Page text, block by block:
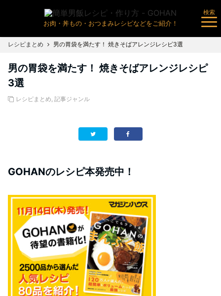
お肉・丼もの・おつまみレシピなどをご紹介！
検索
レシピまとめ 男の胃袋を満たす！ 焼きそばアレンジレシピ3選
男の胃袋を満たす！ 焼きそばアレンジレシピ
3選
レシピまとめ, 記事ジャンル
GOHANのレシピ本発売中！